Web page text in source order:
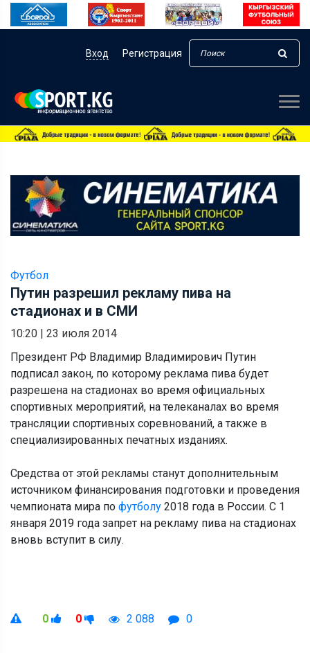
Вход Регистрация
Футбол
Путин разрешил рекламу пива на
стадионах и в СМИ
10:20 | 23 июля 2014
Президент РФ Владимир Владимирович Путин
подписал закон, по которому реклама пива будет
разрешена на стадионах во время официальных
спортивных мероприятий, на телеканалах во время
трансляции спортивных соревнований, а также в
специализированных печатных изданиях.
Средства от этой рекламы станут дополнительным
источником финансирования подготовки и проведения
чемпионата мира по футболу 2018 года в России. С 1
января 2019 года запрет на рекламу пива на стадионах
вновь вступит в силу.
0 0 2 088 0